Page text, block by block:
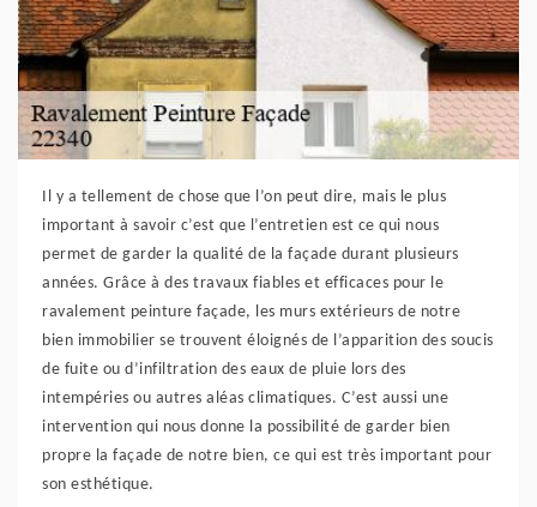
Il y a tellement de chose que l’on peut dire, mais le plus
important à savoir c’est que l’entretien est ce qui nous
permet de garder la qualité de la façade durant plusieurs
années. Grâce à des travaux fiables et efficaces pour le
ravalement peinture façade, les murs extérieurs de notre
bien immobilier se trouvent éloignés de l’apparition des soucis
de fuite ou d’infiltration des eaux de pluie lors des
intempéries ou autres aléas climatiques. C’est aussi une
intervention qui nous donne la possibilité de garder bien
propre la façade de notre bien, ce qui est très important pour
son esthétique.